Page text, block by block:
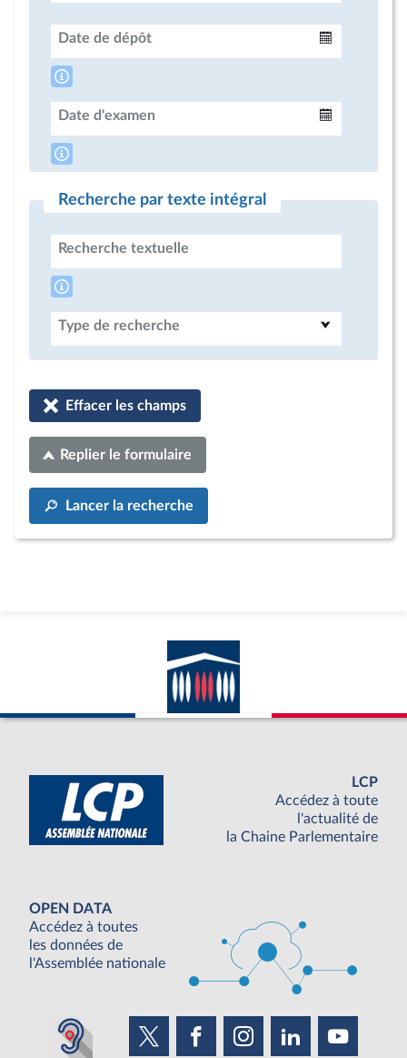
Date de dépôt
Date d'examen
Recherche par texte intégral
Recherche textuelle
Type de recherche
Effacer les champs
Replier le formulaire
Lancer la recherche
LCP
Accédez à toute
l'actualité de
la Chaine Parlementaire
OPEN DATA
Accédez à toutes
les données de
l'Assemblée nationale